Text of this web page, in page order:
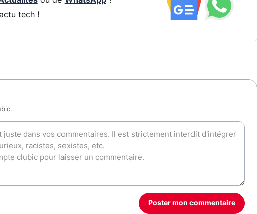
tech !
Poster mon commentaire